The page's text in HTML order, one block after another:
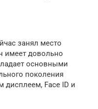
занял место
имеет довольно
основными
поколения
дисплеем, Face ID и